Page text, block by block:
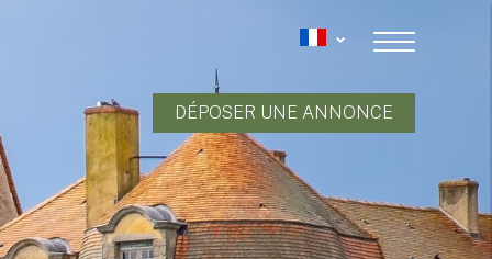
DÉPOSER UNE ANNONCE